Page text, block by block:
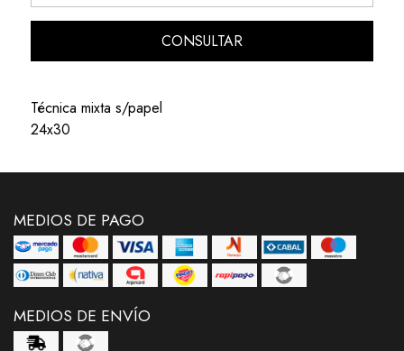
CONSULTAR
Técnica mixta s/papel
24x30
MEDIOS DE PAGO
MEDIOS DE ENVÍO